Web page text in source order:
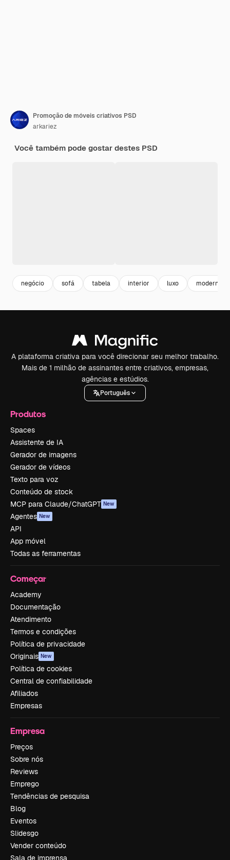
Promoção de móveis criativos PSD
arkariez
Você também pode gostar destes PSD
negócio sofá tabela interior luxo moderno
A plataforma criativa para você direcionar seu melhor trabalho.
Mais de 1 milhão de assinantes entre criativos, empresas,
agências e estúdios.
Português
Produtos
Spaces
Assistente de IA
Gerador de imagens
Gerador de vídeos
Texto para voz
Conteúdo de stock
MCP para Claude/ChatGPT New
Agentes New
API
App móvel
Todas as ferramentas
Começar
Academy
Documentação
Atendimento
Termos e condições
Política de privacidade
Originais New
Política de cookies
Central de confiabilidade
Afiliados
Empresas
Empresa
Preços
Sobre nós
Reviews
Emprego
Tendências de pesquisa
Blog
Eventos
Slidesgo
Vender conteúdo
Sala de imprensa